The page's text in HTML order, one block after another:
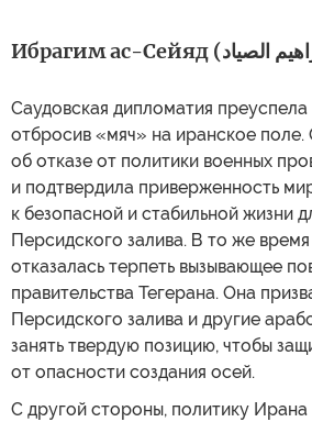
Саудовская дипломатия
отбросив «мяч» на иранское поле.
об отказе от политики военных
и подтвердила приверженность
к безопасной и стабильной жизни
Персидского залива. В то же
отказалась терпеть вызывающее
правительства Тегерана. Она
Персидского залива и другие
занять твердую позицию, чтобы
от опасности создания осей.
С другой стороны, политику Ирана